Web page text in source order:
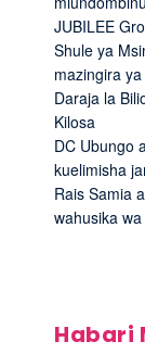
JUBILEE
Shule ya
mazingira
Daraja la
Kilosa
DC Ubungo
kuelimisha
Rais Samia
wahusika
Habari